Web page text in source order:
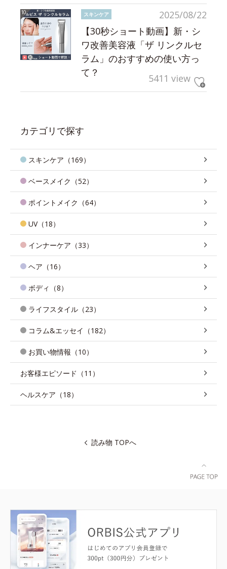
2025/08/22
スキンケア
【30秒ショート動画】新・シ
ワ改善美容液「ザ リンクルセ
ラム」のおすすめの使い方っ
て？
5411 view
カテゴリで探す
スキンケア（169）
ベースメイク（52）
ポイントメイク（64）
UV（18）
インナーケア（33）
ヘア（16）
ボディ（8）
ライフスタイル（23）
コラム&エッセイ（182）
お買い物情報（10）
お客様エピソード（11）
ヘルスケア（18）
読み物 TOPへ